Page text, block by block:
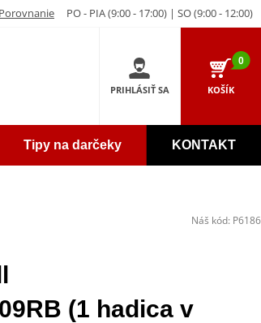
Porovnanie PO - PIA (9:00 - 17:00) | SO (9:00 - 12:00)
PRIHLÁSIŤ SA
0
KOŠÍK
Tipy na darčeky KONTAKT
(1 hadica v
Náš kód: P6186